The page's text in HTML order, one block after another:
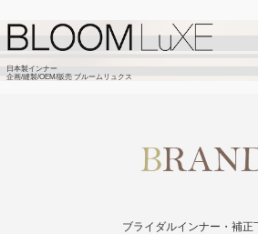
日本製インナー
企画/縫製/OEM/販売 ブルームリュクス
ブライダルインナー・補正